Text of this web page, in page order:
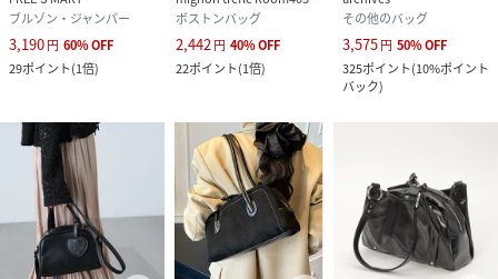
ブルゾン・ジャンパー
3,190円 60%OFF
29ポイント(1倍)
ボストンバッグ
2,442 円 40%OFF
22ポイント(1倍)
その他のバッグ
3,575円 50%OFF
325ポイント(10%ポイント
バック)